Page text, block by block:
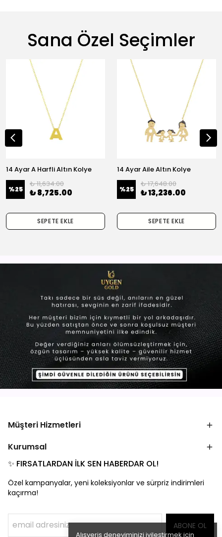
Alışveriş deneyiminizi iyileştirmek için
Sana Özel Seçimler
14 Ayar A Harfli Altın Kolye
%25
₺ 11,634.00
₺ 8,725.00
SEPETE EKLE
14 Ayar Aile Altın Kolye
%25
₺ 17,648.00
₺ 13,236.00
SEPETE EKLE
Müşteri Hizmetleri
Kurumsal
✨ FIRSATLARDAN İLK SEN HABERDAR OL!
Özel kampanyalar, yeni koleksiyonlar ve sürpriz indirimleri
kaçırma!
ABONE OL